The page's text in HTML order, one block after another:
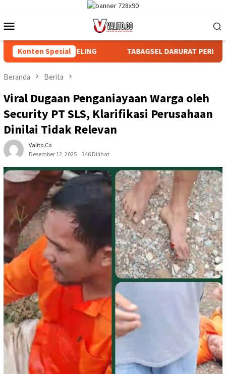
konten
Mobile
Konten Spesial
DAN AFDELING TABAGSEL DARURAT PERLINDUNGAN
Beranda Berita
Viral Dugaan Penganiayaan Warga oleh
Security PT SLS, Klarifikasi Perusahaan
Dinilai Tidak Relevan
Valito.co
Desember 12, 2025
346 Dilihat